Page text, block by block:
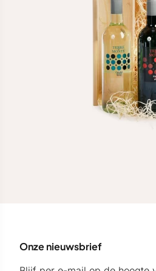
Onze nieuwsbrief